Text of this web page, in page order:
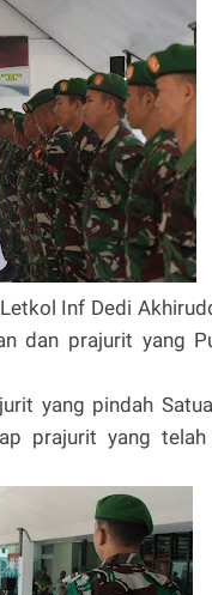
Inf Dedi
dan prajurit yang
yang pindah
prajurit yang